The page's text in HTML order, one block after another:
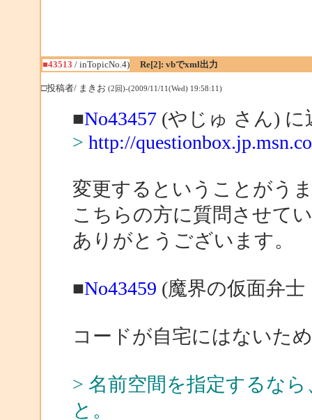
■43513 / inTopicNo.4) Re[2]: vbでxml出力
□投稿者/ まきお (2回)-(2009/11/11(Wed) 19:58:11)
■No43457(やじゅ さん) に
> http://
変更するということがう
こちらの方に質問させて
ありがとうございます。
■No43459 (魔界の仮面弁
コードが自宅にはないた
> 名前空間を指定するなら
と。